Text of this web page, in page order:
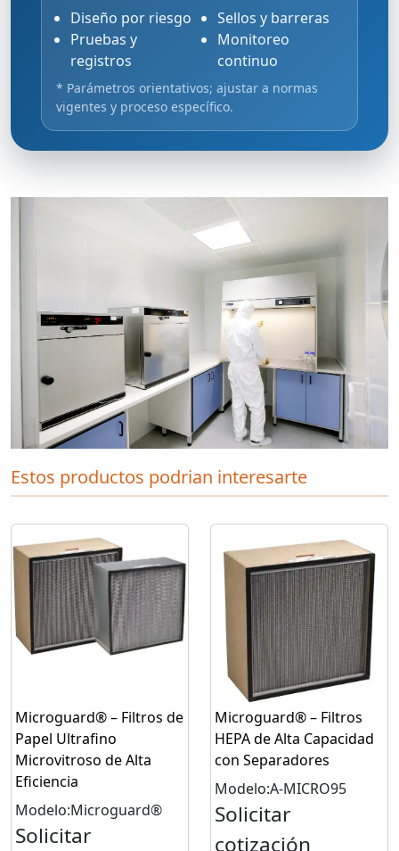
Diseño por riesgo
Pruebas y
registros
Sellos y barreras
Monitoreo
continuo
* Parámetros orientativos; ajustar a normas
vigentes y proceso específico.
Estos productos podrian interesarte
Microguard® – Filtros de
Papel Ultrafino
Microvitroso de Alta
Eficiencia
Modelo:Microguard®
Solicitar
Microguard® – Filtros
HEPA de Alta Capacidad
con Separadores
Modelo:A-MICRO95
Solicitar
cotización